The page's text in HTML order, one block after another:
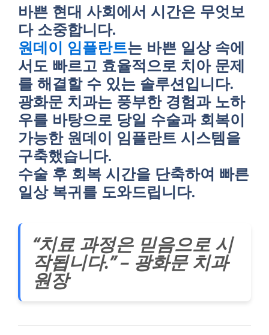
바쁜 현대 사회에서 시간은 무엇보
다 소중합니다.
원데이 임플란트는 바쁜 일상 속에
서도 빠르고 효율적으로 치아 문제
를 해결할 수 있는 솔루션입니다.
광화문 치과는 풍부한 경험과 노하
우를 바탕으로 당일 수술과 회복이
가능한 원데이 임플란트 시스템을
구축했습니다.
수술 후 회복 시간을 단축하여 빠른
일상 복귀를 도와드립니다.
“치료 과정은 믿음으로 시
작됩니다.” – 광화문 치과
원장